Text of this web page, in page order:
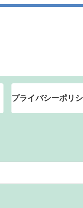
プライバシーポリ